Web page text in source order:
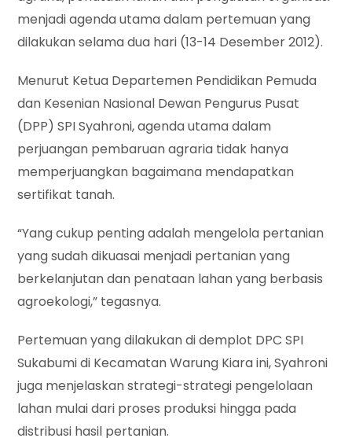
menjadi agenda utama dalam pertemuan yang
dilakukan selama dua hari (13-14 Desember 2012).
Menurut Ketua Departemen Pendidikan Pemuda
dan Kesenian Nasional Dewan Pengurus Pusat
(DPP) SPI Syahroni, agenda utama dalam
perjuangan pembaruan agraria tidak hanya
memperjuangkan bagaimana mendapatkan
sertifikat tanah.
“Yang cukup penting adalah mengelola pertanian
yang sudah dikuasai menjadi pertanian yang
berkelanjutan dan penataan lahan yang berbasis
agroekologi,” tegasnya.
Pertemuan yang dilakukan di demplot DPC SPI
Sukabumi di Kecamatan Warung Kiara ini, Syahroni
juga menjelaskan strategi-strategi pengelolaan
lahan mulai dari proses produksi hingga pada
distribusi hasil pertanian.